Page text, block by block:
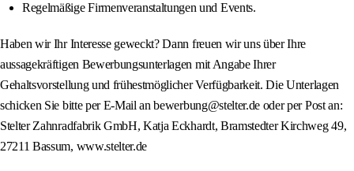
Regelmäßige Firmenveranstaltungen und Events.
Haben wir Ihr Interesse geweckt? Dann freuen wir uns über Ihre
aussagekräftigen Bewerbungsunterlagen mit Angabe Ihrer
Gehaltsvorstellung und frühestmöglicher Verfügbarkeit. Die Unterlagen
schicken Sie bitte per E-Mail an bewerbung@stelter.de oder per Post an:
Stelter Zahnradfabrik GmbH, Katja Eckhardt, Bramstedter Kirchweg 49,
27211 Bassum, www.stelter.de